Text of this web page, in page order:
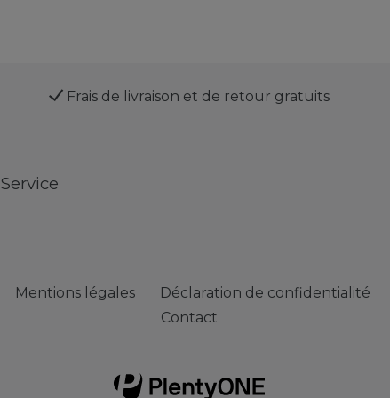
Frais de livraison et de retour gratuits
Service
Mentions légales Déclaration de confidentialité
Contact